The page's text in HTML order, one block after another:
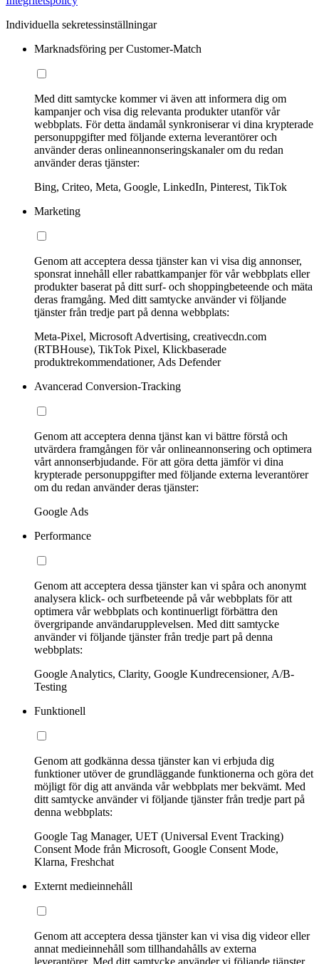
Individuella sekretessinställningar
Marknadsföring per Customer-Match
Med ditt samtycke kommer vi även att informera dig om
kampanjer och visa dig relevanta produkter utanför vår
webbplats. För detta ändamål synkroniserar vi dina krypterade
personuppgifter med följande externa leverantörer och
använder deras onlineannonseringskanaler om du redan
använder deras tjänster:
Bing, Criteo, Meta, Google, LinkedIn, Pinterest, TikTok
Marketing
Genom att acceptera dessa tjänster kan vi visa dig annonser,
sponsrat innehåll eller rabattkampanjer för vår webbplats eller
produkter baserat på ditt surf- och shoppingbeteende och mäta
deras framgång. Med ditt samtycke använder vi följande
tjänster från tredje part på denna webbplats:
Meta-Pixel, Microsoft Advertising, creativecdn.com
(RTBHouse), TikTok Pixel, Klickbaserade
produktrekommendationer, Ads Defender
Avancerad Conversion-Tracking
Genom att acceptera denna tjänst kan vi bättre förstå och
utvärdera framgången för vår onlineannonsering och optimera
vårt annonserbjudande. För att göra detta jämför vi dina
krypterade personuppgifter med följande externa leverantörer
om du redan använder deras tjänster:
Google Ads
Performance
Genom att acceptera dessa tjänster kan vi spåra och anonymt
analysera klick- och surfbeteende på vår webbplats för att
optimera vår webbplats och kontinuerligt förbättra den
övergripande användarupplevelsen. Med ditt samtycke
använder vi följande tjänster från tredje part på denna
webbplats:
Google Analytics, Clarity, Google Kundrecensioner, A/B-
Testing
Funktionell
Genom att godkänna dessa tjänster kan vi erbjuda dig
funktioner utöver de grundläggande funktionerna och göra det
möjligt för dig att använda vår webbplats mer bekvämt. Med
ditt samtycke använder vi följande tjänster från tredje part på
denna webbplats:
Google Tag Manager, UET (Universal Event Tracking)
Consent Mode från Microsoft, Google Consent Mode,
Klarna, Freshchat
Externt medieinnehåll
Genom att acceptera dessa tjänster kan vi visa dig videor eller
annat medieinnehåll som tillhandahålls av externa
leverantörer. Med ditt samtycke använder vi följande tjänster